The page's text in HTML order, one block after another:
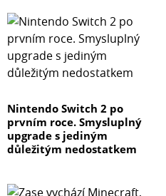
Nintendo Switch 2 po
prvním roce. Smysluplný
upgrade s jediným
důležitým nedostatkem